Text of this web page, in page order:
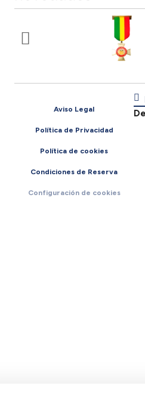
Aviso Legal
Política de Privacidad
Política de cookies
Condiciones de Reserva
Configuración de cookies